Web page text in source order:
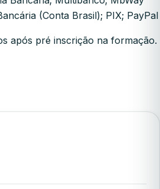
(Conta Brasil); PIX; PayPal
após pré inscrição na formação.